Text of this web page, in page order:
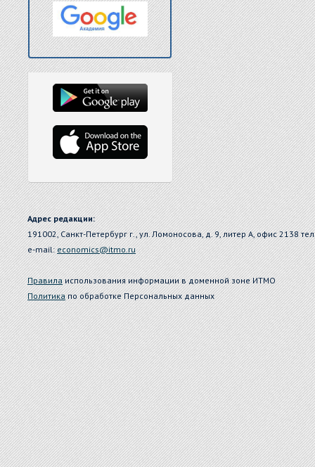
Адрес редакции:
191002, Санкт-Петербург г., ул. Ломоносова, д. 9, литер А, офис 2138
e-mail:economics@itmo.ru
Правилаиспользования информации в доменной зоне ИТМО
Политикапо обработке Персональных данных